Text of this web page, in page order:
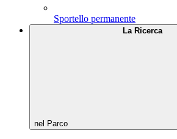
Sportello permanente
La Ricerca
nel Parco